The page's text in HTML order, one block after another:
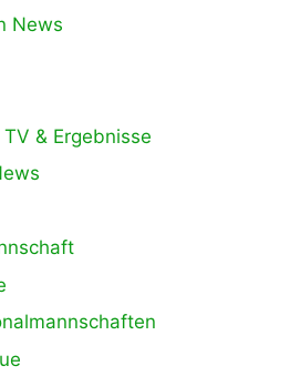
News
& Ergebnisse